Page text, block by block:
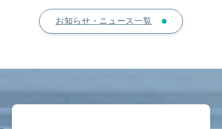
お知らせ・ニュース一覧